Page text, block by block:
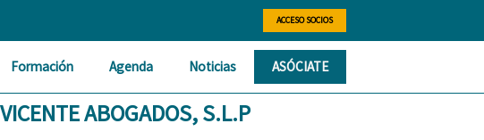
ACCESO SOCIOS
Formación Agenda Noticias ASÓCIATE
ABOGADOS, S.L.P